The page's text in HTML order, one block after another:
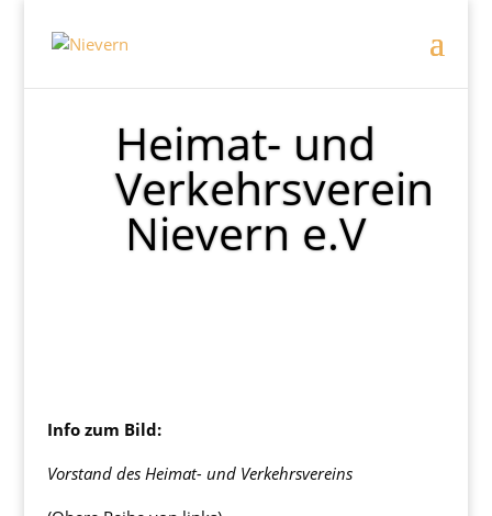
Heimat- und
Verkehrsverein
Nievern e.V
Info zum Bild:
Vorstand des Heimat- und Verkehrsvereins